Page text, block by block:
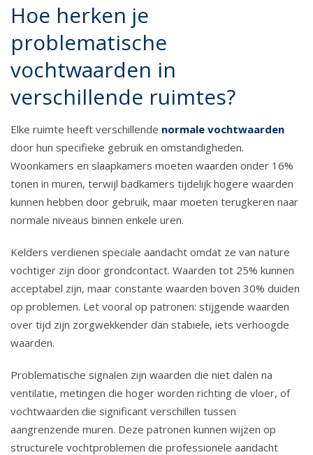
Hoe herken je
problematische
vochtwaarden in
verschillende ruimtes?
Elke ruimte heeft verschillende normale vochtwaarden
door hun specifieke gebruik en omstandigheden.
Woonkamers en slaapkamers moeten waarden onder 16%
tonen in muren, terwijl badkamers tijdelijk hogere waarden
kunnen hebben door gebruik, maar moeten terugkeren naar
normale niveaus binnen enkele uren.
Kelders verdienen speciale aandacht omdat ze van nature
vochtiger zijn door grondcontact. Waarden tot 25% kunnen
acceptabel zijn, maar constante waarden boven 30% duiden
op problemen. Let vooral op patronen: stijgende waarden
over tijd zijn zorgwekkender dan stabiele, iets verhoogde
waarden.
Problematische signalen zijn waarden die niet dalen na
ventilatie, metingen die hoger worden richting de vloer, of
vochtwaarden die significant verschillen tussen
aangrenzende muren. Deze patronen kunnen wijzen op
structurele vochtproblemen die professionele aandacht